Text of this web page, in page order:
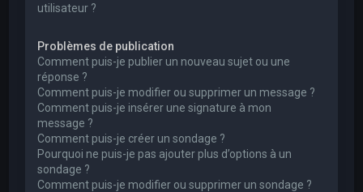
utilisateur ?
Problèmes de publication
Comment puis-je publier un nouveau sujet ou une
réponse ?
Comment puis-je modifier ou supprimer un message ?
Comment puis-je insérer une signature à mon
message ?
Comment puis-je créer un sondage ?
Pourquoi ne puis-je pas ajouter plus d’options à un
sondage ?
Comment puis-je modifier ou supprimer un sondage ?